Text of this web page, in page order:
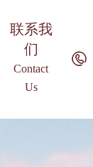
联系我
们
Contact
Us